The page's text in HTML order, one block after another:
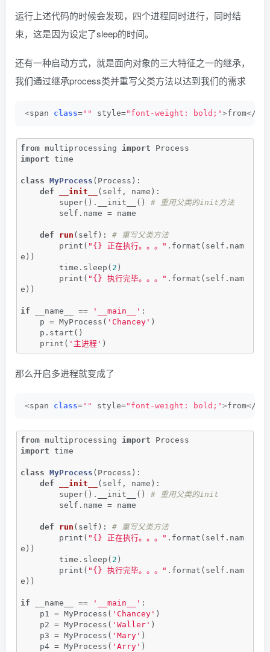
运行上述代码的时候会发现，四个进程同时进行，同时结
束，这是因为设定了sleep的时间。
还有一种启动方式，就是面向对象的三大特征之一的继承，
我们通过继承process类并重写父类方法以达到我们的需求
<span class="" style="font-weight: bold;">from</
from multiprocessing import Process
import time
class MyProcess (Process) :
def
__init__ (self, name) :
        super().__init__()
# 重用父类的init方法
        self.name = name
def run (self) :
# 重写父类方法
        print(
"{} 正在执行。。。" .format(self.nam
e))
        time.sleep(
2 )
        print(
"{} 执行完毕。。。" .format(self.nam
e))
if __name__ == '__main__' :
    p = MyProcess(
'Chancey' )
    p.start()
    print(
'主进程' )
那么开启多进程就变成了
<span class="" style="font-weight: bold;">from</
from multiprocessing import Process
import time
class MyProcess (Process) :
def
__init__ (self, name) :
        super().__init__()
# 重用父类的init
        self.name = name
def run (self) :
# 重写父类方法
        print(
"{} 正在执行。。。" .format(self.nam
e))
        time.sleep(
2 )
        print(
"{} 执行完毕。。。" .format(self.nam
e))
if __name__ == '__main__' :
    p1 = MyProcess(
'Chancey' )
    p2 = MyProcess(
'Waller' )
    p3 = MyProcess(
'Mary' )
    p4 = MyProcess(
'Arry' )